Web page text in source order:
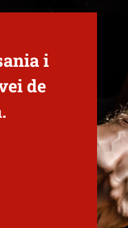
i
de